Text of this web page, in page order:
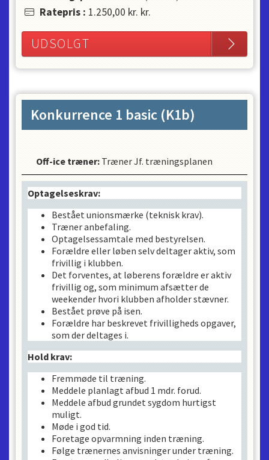
Ratepris : 1.250,00 kr. kr.
UDSOLGT
Konkurrence 1 basic (K1b)
Off-ice træner: Træner Jf. træningsplanen
Optagelseskrav:
Bestået unionsmærke (teknisk krav).
Træner anbefaling.
Optagelsessamtale med bestyrelsen.
Forældre eller løben selv deltager aktiv, som
frivillig i klubben.
Det forventes, at løberens forældre er aktiv
frivillig og, som minimum afsætter de
weekender hvori klubben afholder stævner.
Bestået prøve på isen.
Forældre har beskrevet frivilligheds opgaver,
som der deltages i.
Hold krav:
Fremmøde til træning.
Meddele planlagt afbud 1 mdr. forud.
Meddele afbud grundet sygdom hurtigst
muligt.
Møde i god tid.
Foretage opvarmning inden træning.
Følge trænernes anvisninger under træning.